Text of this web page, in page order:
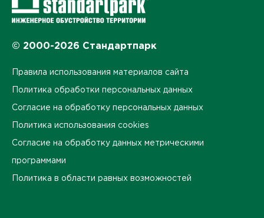
© 2000-2026 Стандартпарк
Правила использования материалов сайта
Политика обработки персональных данных
Согласие на обработку персональных данных
Политика использования cookies
Согласие на обработку данных метрическими
программами
Политика в области равных возможностей